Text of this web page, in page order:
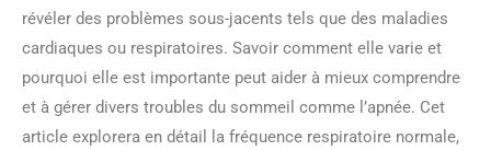
révéler des problèmes sous-jacents tels que des maladies
cardiaques ou respiratoires. Savoir comment elle varie et
pourquoi elle est importante peut aider à mieux comprendre
et à gérer divers troubles du sommeil comme l’apnée. Cet
article explorera en détail la fréquence respiratoire normale,